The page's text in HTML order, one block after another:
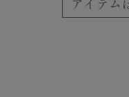
アイテム